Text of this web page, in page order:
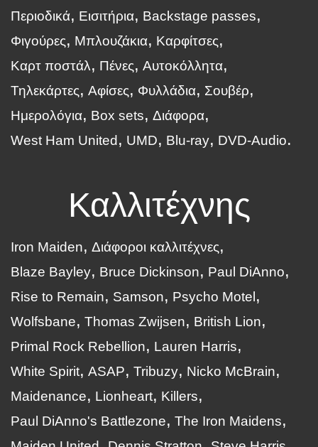
Περιοδικά
Εισιτήρια
Backstage passes
Φιγούρες
Μπλουζάκια
Καρφίτσες
Καρτ ποστάλ
Πένες
Αυτοκόλλητα
Τηλεκάρτες
Αφίσες Φυλλάδια
Σουβέρ
Ημερολόγια
Box sets
Διάφορα
West Ham United
UMD Blu-ray DVD-Audio
Καλλιτέχνης
Iron Maiden
Διάφοροι καλλιτέχνες
Blaze Bayley
Bruce Dickinson
Paul DiAnno
Rise to Remain
Samson
Psycho Motel
Wolfsbane
Thomas Zwijsen
British Lion
Primal Rock Rebellion
Lauren Harris
White Spirit ASAP Tribuzy
Nicko McBrain
Maidenance
Lionheart
Killers
Paul DiAnno's Battlezone
The Iron Maidens